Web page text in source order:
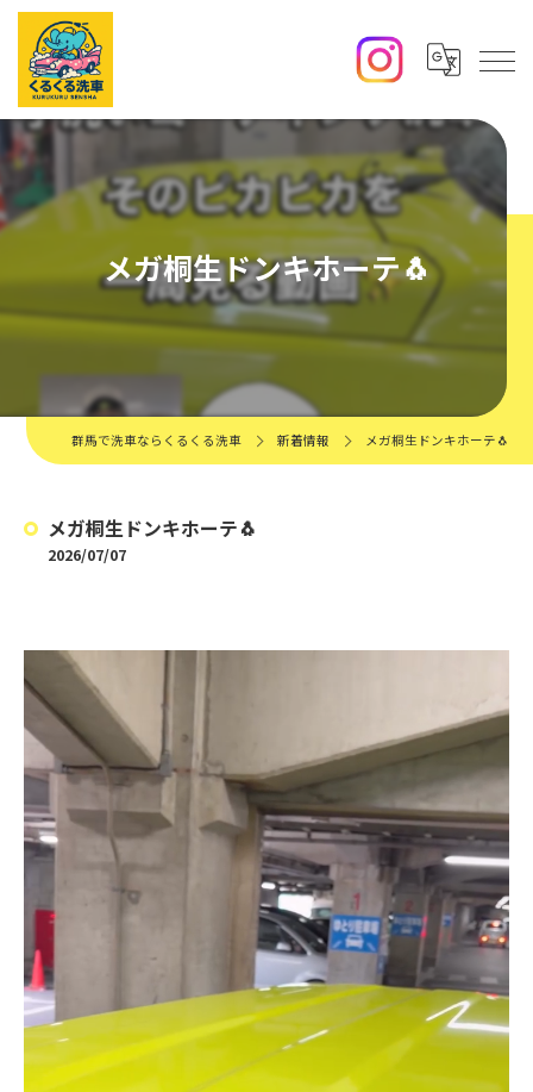
メガ桐生ドンキホーテ🐧
群馬で洗車ならくるくる洗車 新着情報 メガ桐生ドンキホーテ🐧
メガ桐生ドンキホーテ🐧
2026/07/07